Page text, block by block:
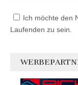
Ich möchte den
Laufenden zu sein.